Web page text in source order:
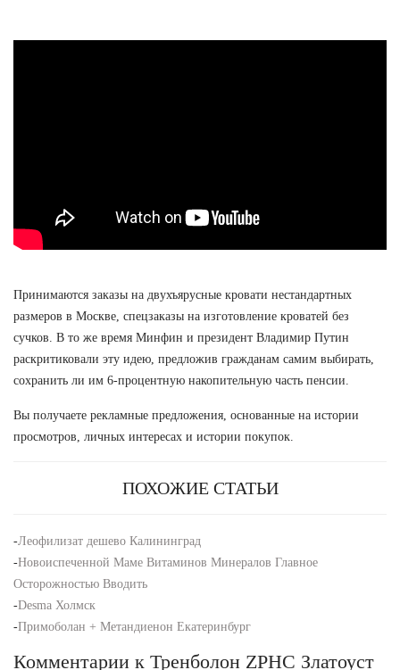
Принимаются заказы на двухъярусные кровати нестандартных
размеров в Москве, спецзаказы на изготовление кроватей без
сучков. В то же время Минфин и президент Владимир Путин
раскритиковали эту идею, предложив гражданам самим выбирать,
сохранить ли им 6-процентную накопительную часть пенсии.
Вы получаете рекламные предложения, основанные на истории
просмотров, личных интересах и истории покупок.
ПОХОЖИЕ СТАТЬИ
-Леофилизат дешево Калининград
-Новоиспеченной Маме Витаминов Минералов Главное
Осторожностью Вводить
-Desma Холмск
-Примоболан + Метандиенон Екатеринбург
Комментарии к Тренболон ZPHC Златоуст